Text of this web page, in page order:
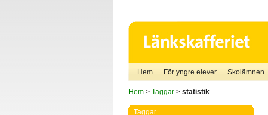
Hem För yngre elever Skolämnen
Hem> Taggar> statistik
Taggar